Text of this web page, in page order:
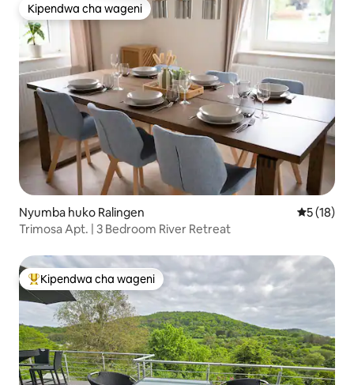
Kipendwa cha wageni
Kipendwa cha wageni
Nyumba huko Ralingen Ukadiriaji
5 (18)
Trimosa Apt. | 3 Bedroom River Retreat
Kipendwa maarufu cha wageni
Kipendwa cha wageni